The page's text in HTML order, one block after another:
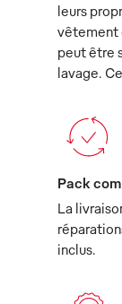
leurs
vêtement
peut être
lavage.
Pack
La
inclus.